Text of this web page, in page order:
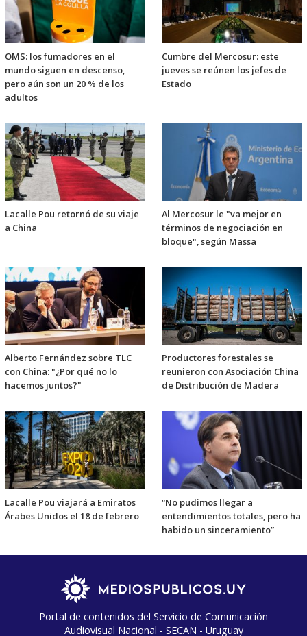
OMS: los fumadores en el
mundo siguen en descenso,
pero aún son un 20 % de los
adultos
Cumbre del Mercosur: este
jueves se reúnen los jefes de
Estado
Lacalle Pou retornó de su viaje
a China
Al Mercosur le "va mejor en
términos de negociación en
bloque", según Massa
Alberto Fernández sobre TLC
con China: "¿Por qué no lo
hacemos juntos?"
Productores forestales se
reunieron con Asociación China
de Distribución de Madera
Lacalle Pou viajará a Emiratos
Árabes Unidos el 18 de febrero
“No pudimos llegar a
entendimientos totales, pero ha
habido un sinceramiento”
Portal de contenidos del Servicio de Comunicación
Audiovisual Nacional - SECAN - Uruguay